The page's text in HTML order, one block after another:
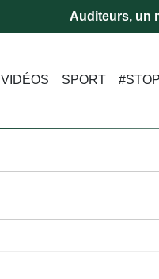
Auditeurs, un
VIDÉOS SPORT